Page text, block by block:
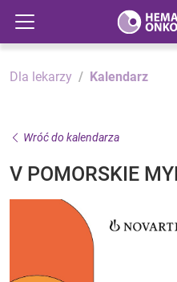
Dla lekarzy Kalendarz
Wróć do kalendarza
V POMORSKIE